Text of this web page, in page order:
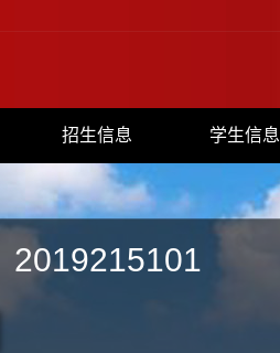
招生信息 学生信息
2019215101